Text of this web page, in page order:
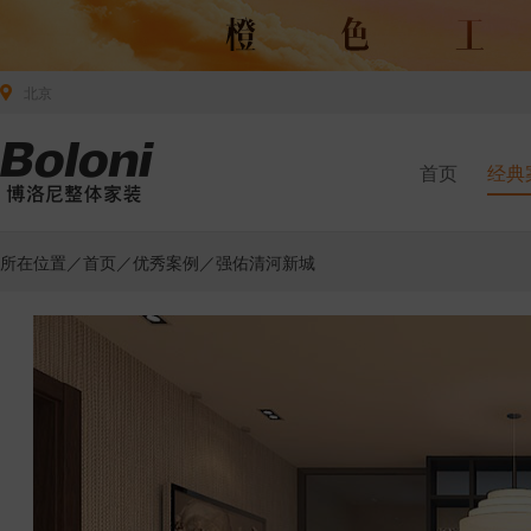
首页 经典
所在位置／首页 ／优秀案例 ／强佑清河新城